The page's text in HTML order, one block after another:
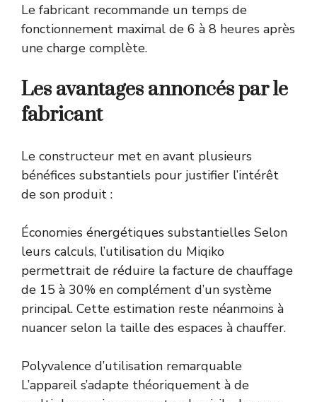
Le fabricant recommande un temps de
fonctionnement maximal de 6 à 8 heures après
une charge complète.
Les avantages annoncés par le
fabricant
Le constructeur met en avant plusieurs
bénéfices substantiels pour justifier l’intérêt
de son produit :
Économies énergétiques substantielles Selon
leurs calculs, l’utilisation du Miqiko
permettrait de réduire la facture de chauffage
de 15 à 30% en complément d’un système
principal. Cette estimation reste néanmoins à
nuancer selon la taille des espaces à chauffer.
Polyvalence d’utilisation remarquable
L’appareil s’adapte théoriquement à de